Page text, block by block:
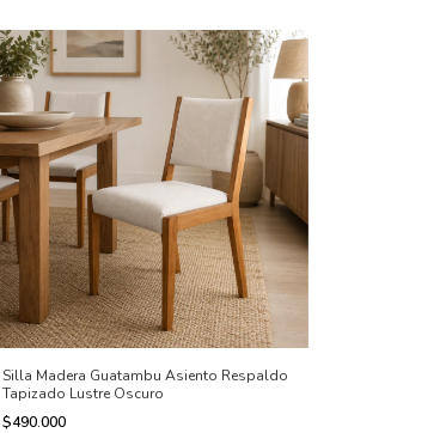
Silla Madera Guatambu Asiento Respaldo
Tapizado Lustre Oscuro
$490.000